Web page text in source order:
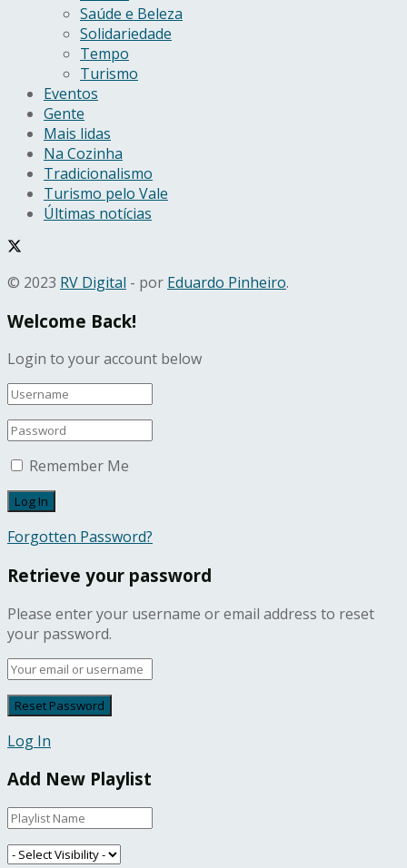
Saúde e Beleza
Solidariedade
Tempo
Turismo
Eventos
Gente
Mais lidas
Na Cozinha
Tradicionalismo
Turismo pelo Vale
Últimas notícias
© 2023 RV Digital - por Eduardo Pinheiro.
Welcome Back!
Login to your account below
Remember Me
Forgotten Password?
Retrieve your password
Please enter your username or email address to reset
your password.
Log In
Add New Playlist